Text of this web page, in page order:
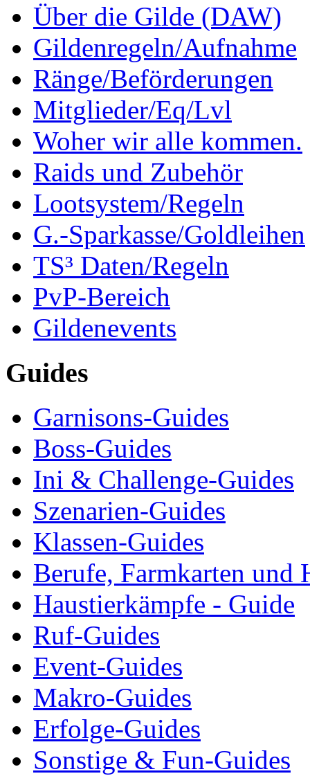
Über die Gilde (DAW)
Gildenregeln/Aufnahme
Ränge/Beförderungen
Mitglieder/Eq/Lvl
Woher wir alle kommen.
Raids und Zubehör
Lootsystem/Regeln
G.-Sparkasse/Goldleihen
TS³ Daten/Regeln
PvP-Bereich
Gildenevents
Guides
Garnisons-Guides
Boss-Guides
Ini & Challenge-Guides
Szenarien-Guides
Klassen-Guides
Berufe, Farmkarten und
Haustierkämpfe - Guide
Ruf-Guides
Event-Guides
Makro-Guides
Erfolge-Guides
Sonstige & Fun-Guides